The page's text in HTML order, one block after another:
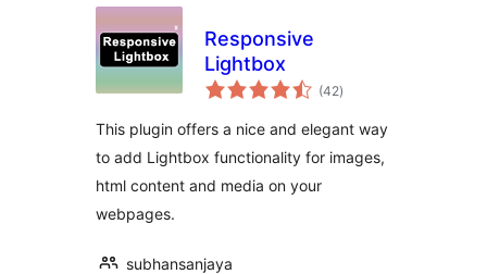
Responsive
Lightbox
(42загальний
рейтинг
)
This plugin offers a nice and elegant way
to add Lightbox functionality for images,
html content and media on your
webpages.
subhansanjaya